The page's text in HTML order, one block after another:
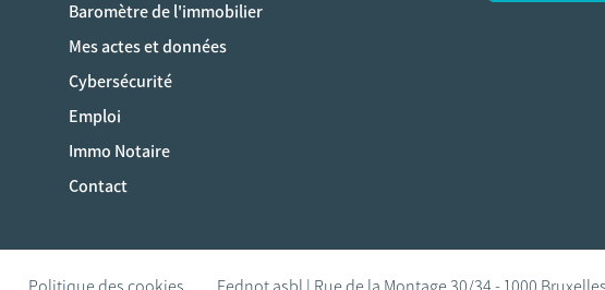
Baromètre de l'immobilier
Mes actes et données
Cybersécurité
Emploi
Immo Notaire
Contact